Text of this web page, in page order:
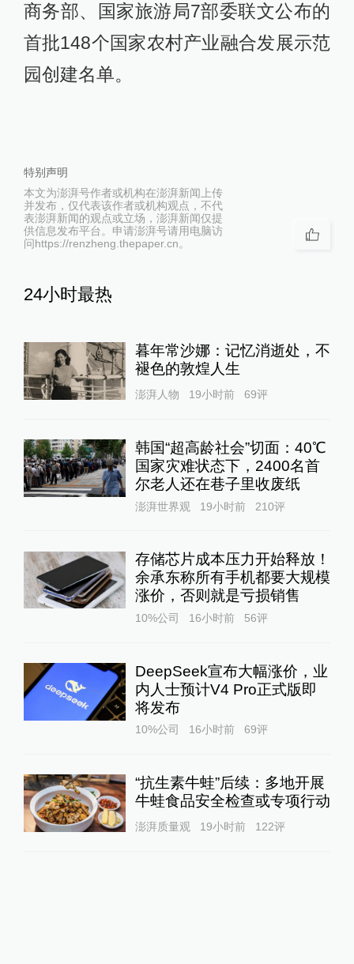
商务部、国家旅游局7部委联文公布的
首批148个国家农村产业融合发展示范
园创建名单。
特别声明
本文为澎湃号作者或机构在澎湃新闻上传
并发布，仅代表该作者或机构观点，不代
表澎湃新闻的观点或立场，澎湃新闻仅提
供信息发布平台。申请澎湃号请用电脑访
问https://renzheng.thepaper.cn。
24小时最热
暮年常沙娜：记忆消逝处，不
褪色的敦煌人生
澎湃人物 19小时前 69评
韩国“超高龄社会”切面：40℃
国家灾难状态下，2400名首
尔老人还在巷子里收废纸
澎湃世界观 19小时前 210评
存储芯片成本压力开始释放！
余承东称所有手机都要大规模
涨价，否则就是亏损销售
10%公司 16小时前 56评
DeepSeek宣布大幅涨价，业
内人士预计V4 Pro正式版即
将发布
10%公司 16小时前 69评
“抗生素牛蛙”后续：多地开展
牛蛙食品安全检查或专项行动
澎湃质量观 19小时前 122评